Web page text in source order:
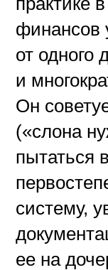
финансов
от одного
и
Он
(«слона
пытаться
систему,
ее на